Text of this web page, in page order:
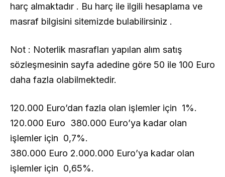
harç almaktadır . Bu harç ile ilgili hesaplama ve
masraf bilgisini sitemizde bulabilirsiniz .
Not : Noterlik masrafları yapılan alım satış
sözleşmesinin sayfa adedine göre 50 ile 100 Euro
daha fazla olabilmektedir.
120.000 Euro’dan fazla olan işlemler için 1%.
120.000 Euro 380.000 Euro’ya kadar olan
işlemler için 0,7%.
380.000 Euro 2.000.000 Euro’ya kadar olan
işlemler için 0,65%.